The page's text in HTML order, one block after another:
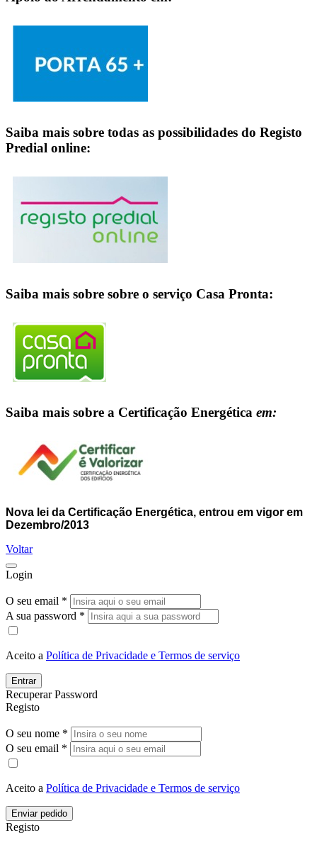
Saiba mais sobre todas as possibilidades do Registo
Predial online:
Saiba mais sobre sobre o serviço Casa Pronta:
Saiba mais sobre a Certificação Energética em:
Nova lei da Certificação Energética, entrou em vigor em
Dezembro/2013
Voltar
Login
O seu email *
A sua password *
Aceito a Política de Privacidade e Termos de serviço
Entrar
Recuperar Password
Registo
O seu nome *
O seu email *
Aceito a Política de Privacidade e Termos de serviço
Enviar pedido
Registo